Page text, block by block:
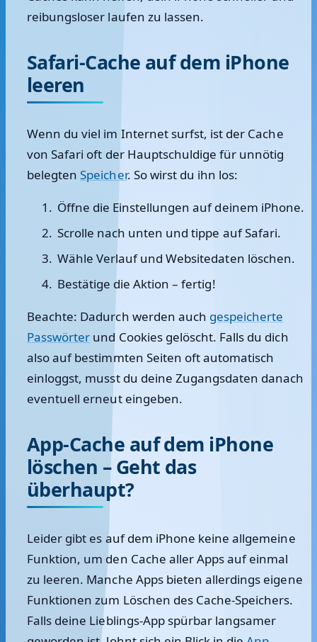
reibungsloser laufen zu lassen.
Safari-Cache auf dem iPhone
leeren
Wenn du viel im Internet surfst, ist der Cache
von Safari oft der Hauptschuldige für unnötig
belegten Speicher. So wirst du ihn los:
Öffne die Einstellungen auf deinem iPhone.
Scrolle nach unten und tippe aufSafari.
Wähle Verlauf und Websitedaten löschen.
Bestätige die Aktion – fertig!
Beachte: Dadurch werden auch gespeicherte
Passwörter und Cookies gelöscht. Falls du dich
also auf bestimmten Seiten oft automatisch
einloggst, musst du deine Zugangsdaten danach
eventuell erneut eingeben.
App-Cache auf dem iPhone
löschen – Geht das
überhaupt?
Leider gibt es auf dem iPhone keine allgemeine
Funktion, um den Cache aller Apps auf einmal
zu leeren. Manche Apps bieten allerdings eigene
Funktionen zum Löschen des Cache-Speichers.
Falls deine Lieblings-App spürbar langsamer